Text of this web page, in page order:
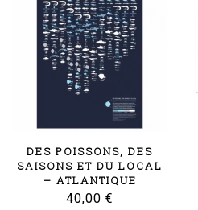
DES POISSONS, DES
SAISONS ET DU LOCAL
– ATLANTIQUE
40,00 €